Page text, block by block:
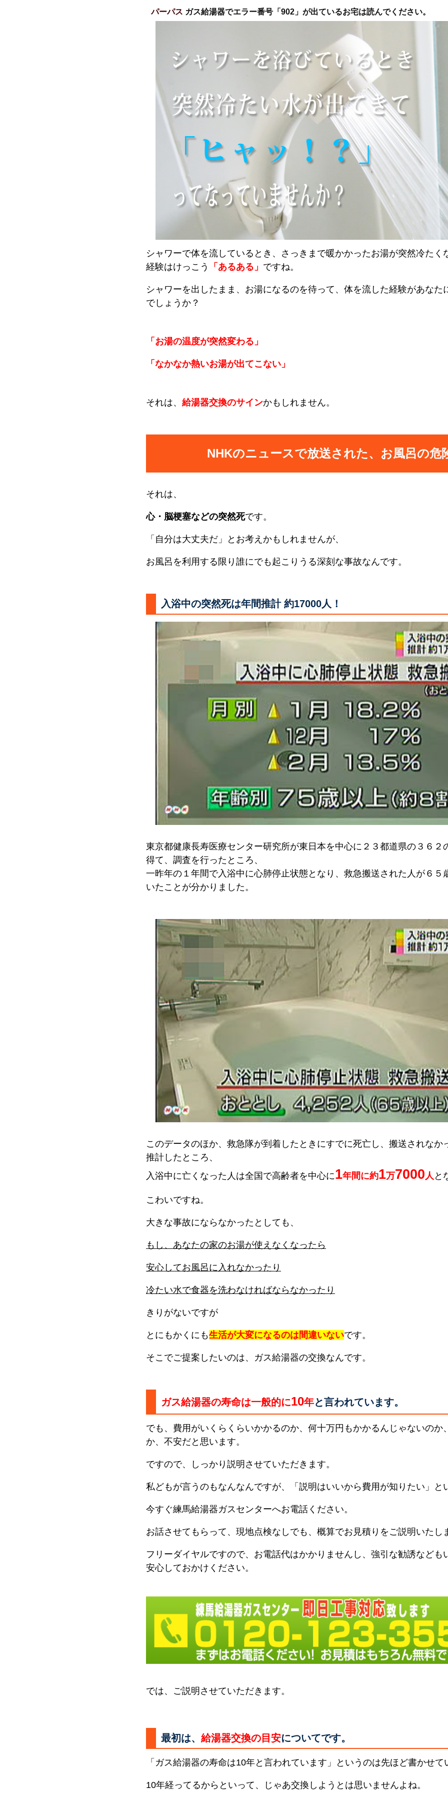
パーパス ガス給湯器でエラー番号「902」が出ているお宅は読んでください。
シャワーで体を流しているとき、さっきまで暖かかったお湯が突然冷たく
経験はけっこう
「あるある」 ですね。
シャワーを出したまま、お湯になるのを待って、体を流した経験があなた
でしょうか？
「お湯の温度が突然変わる」
「なかなか熱いお湯が出てこない」
それは、 給湯器交換のサインかもしれません。
NHKのニュースで放送された、お風呂の危
それは、
心・脳梗塞などの突然死です。
「自分は大丈夫だ」とお考えかもしれませんが、
お風呂を利用する限り誰にでも起こりうる深刻な事故なんです。
入浴中の突然死は年間推計 約17000人！
東京都健康長寿医療センター研究所が東日本を中心に２３都道県の３６２
得て、調査を行ったところ、
一昨年の１年間で入浴中に心肺停止状態となり、救急搬送された人が６５
いたことが分かりました。
このデータのほか、救急隊が到着したときにすでに死亡し、搬送されなか
推計したところ、
入浴中に亡くなった人は全国で高齢者を中心に1年間に約1万7000人 と
こわいですね。
大きな事故にならなかったとしても、
もし、あなたの家のお湯が使えなくなったら
安心してお風呂に入れなかったり
冷たい水で食器を洗わなければならなかったり
きりがないですが
とにもかくにも生活が大変になるのは間違いないです。
そこでご提案したいのは、ガス給湯器の交換なんです。
ガス給湯器の寿命は一般的に10年と言われています。
でも、費用がいくらくらいかかるのか、何十万円もかかるんじゃないのか
か、不安だと思います。
ですので、しっかり説明させていただきます。
私どもが言うのもなんなんですが、「説明はいいから費用が知りたい」と
今すぐ練馬給湯器ガスセンターへお電話ください。
お話させてもらって、現地点検なしでも、概算でお見積りをご説明いたし
フリーダイヤルですので、お電話代はかかりませんし、強引な勧誘なども
安心しておかけください。
では、ご説明させていただきます。
最初は、 給湯器交換の目安についてです。
「ガス給湯器の寿命は10年と言われています」というのは先ほど書かせ
10年経ってるからといって、じゃあ交換しようとは思いませんよね。